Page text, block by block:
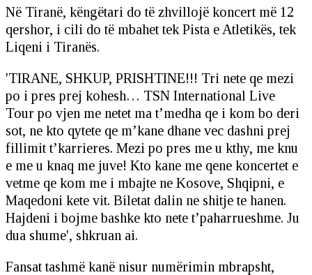
Në Tiranë, këngëtari do të zhvillojë koncert më 12
qershor, i cili do të mbahet tek Pista e Atletikës, tek
Liqeni i Tiranës.
'TIRANE, SHKUP, PRISHTINE!!! Tri nete qe mezi
po i pres prej kohesh… TSN International Live
Tour po vjen me netet ma t’medha qe i kom bo deri
sot, ne kto qytete qe m’kane dhane vec dashni prej
fillimit t’karrieres. Mezi po pres me u kthy, me knu
e me u knaq me juve! Kto kane me qene koncertet e
vetme qe kom me i mbajte ne Kosove, Shqipni, e
Maqedoni kete vit. Biletat dalin ne shitje te hanen.
Hajdeni i bojme bashke kto nete t’paharrueshme. Ju
dua shume', shkruan ai.
Fansat tashmë kanë nisur numërimin mbrapsht,